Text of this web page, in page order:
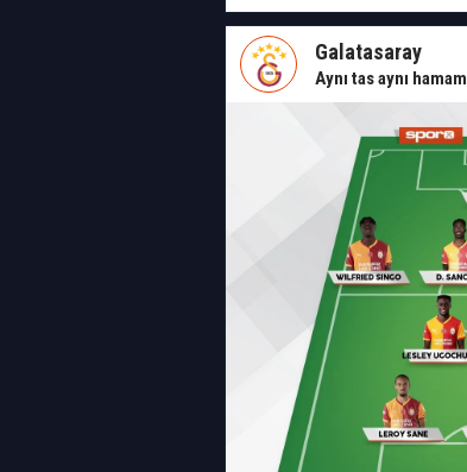
Galatasaray
Aynı tas aynı hamam